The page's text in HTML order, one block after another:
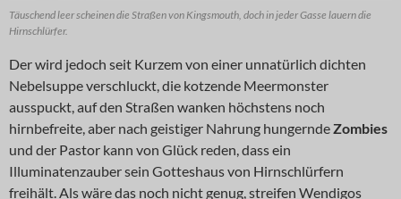
Täuschend leer scheinen die Straßen von Kingsmouth, doch in jeder Gasse lauern die
Hirnschlürfer.
Der wird jedoch seit Kurzem von einer unnatürlich dichten
Nebelsuppe verschluckt, die kotzende Meermonster
ausspuckt, auf den Straßen wanken höchstens noch
hirnbefreite, aber nach geistiger Nahrung hungerndeZombies
und der Pastor kann von Glück reden, dass ein
Illuminatenzauber sein Gotteshaus von Hirnschlürfern
freihält. Als wäre das noch nicht genug, streifen Wendigos